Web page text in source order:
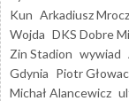
Kun Arkadiusz
Wojda DKS Dobre
Zin Stadion wywiad
Gdynia Piotr
Michał Alancewicz